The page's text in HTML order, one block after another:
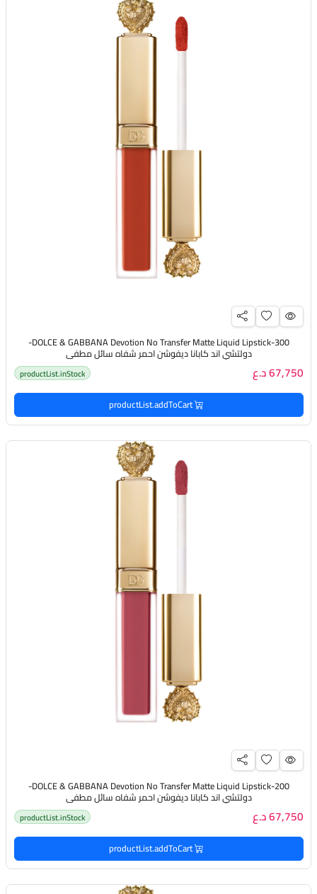
DOLCE & GABBANA Devotion No Transfer Matte Liquid Lipstick-300-
دولتشي اند كابانا ديفوشن احمر شفاه سائل مطفي
67,750 د.ع productList.inStock
productList.addToCart
DOLCE & GABBANA Devotion No Transfer Matte Liquid Lipstick-200-
دولتشي اند كابانا ديفوشن احمر شفاه سائل مطفي
67,750 د.ع productList.inStock
productList.addToCart